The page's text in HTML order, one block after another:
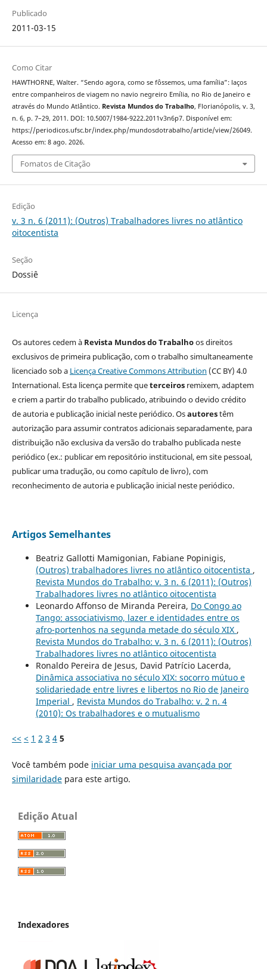
Publicado
2011-03-15
Como Citar
HAWTHORNE, Walter. “Sendo agora, como se fôssemos, uma família”: laços
entre companheiros de viagem no navio negreiro Emília, no Rio de Janeiro e
através do Mundo Atlântico. Revista Mundos do Trabalho, Florianópolis, v. 3,
n. 6, p. 7–29, 2011. DOI: 10.5007/1984-9222.2011v3n6p7. Disponível em:
https://periodicos.ufsc.br/index.php/mundosdotrabalho/article/view/26049.
Acesso em: 8 ago. 2026.
Fomatos de Citação
Edição
v. 3 n. 6 (2011): (Outros) Trabalhadores livres no atlântico
oitocentista
Seção
Dossiê
Licença
Os autores cedem à Revista Mundos do Trabalhoos direitos
exclusivos de primeira publicação, com o trabalho simultaneamente
licenciado sob a Licença Creative Commons Attribution (CC BY) 4.0
International. Esta licença permite queterceirosremixem, adaptem
e criem a partir do trabalho publicado, atribuindo o devido crédito
de autoria e publicação inicial neste periódico. Osautorestêm
autorização para assumir contratos adicionais separadamente, para
distribuição não exclusiva da versão do trabalho publicada neste
periódico (ex.: publicar em repositório institucional, em site pessoal,
publicar uma tradução, ou como capítulo de livro), com
reconhecimento de autoria e publicação inicial neste periódico.
Artigos Semelhantes
Beatriz Gallotti Mamigonian, Fabiane Popinigis,
(Outros) trabalhadores livres no atlântico oitocentista ,
Revista Mundos do Trabalho: v. 3 n. 6 (2011): (Outros)
Trabalhadores livres no atlântico oitocentista
Leonardo Affonso de Miranda Pereira, Do Congo ao
Tango: associativismo, lazer e identidades entre os
afro-portenhos na segunda metade do século XIX ,
Revista Mundos do Trabalho: v. 3 n. 6 (2011): (Outros)
Trabalhadores livres no atlântico oitocentista
Ronaldo Pereira de Jesus, David Patrício Lacerda,
Dinâmica associativa no século XIX: socorro mútuo e
solidariedade entre livres e libertos no Rio de Janeiro
Imperial , Revista Mundos do Trabalho: v. 2 n. 4
(2010): Os trabalhadores e o mutualismo
<< < 1 2 3 4 5
Você também pode iniciar uma pesquisa avançada por
similaridadepara este artigo.
Edição Atual
Indexadores